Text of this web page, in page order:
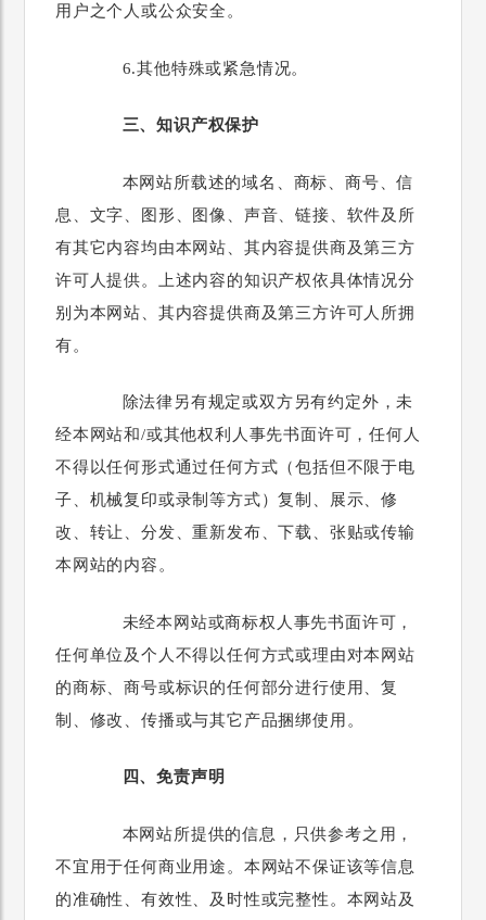
用户之个人或公众安全。
6.其他特殊或紧急情况。
三、知识产权保护
本网站所载述的域名、商标、商号、信
息、文字、图形、图像、声音、链接、软件及所
有其它内容均由本网站、其内容提供商及第三方
许可人提供。上述内容的知识产权依具体情况分
别为本网站、其内容提供商及第三方许可人所拥
有。
除法律另有规定或双方另有约定外，未
经本网站和/或其他权利人事先书面许可，任何人
不得以任何形式通过任何方式（包括但不限于电
子、机械复印或录制等方式）复制、展示、修
改、转让、分发、重新发布、下载、张贴或传输
本网站的内容。
未经本网站或商标权人事先书面许可，
任何单位及个人不得以任何方式或理由对本网站
的商标、商号或标识的任何部分进行使用、复
制、修改、传播或与其它产品捆绑使用。
四、免责声明
本网站所提供的信息，只供参考之用，
不宜用于任何商业用途。本网站不保证该等信息
的准确性、有效性、及时性或完整性。本网站及